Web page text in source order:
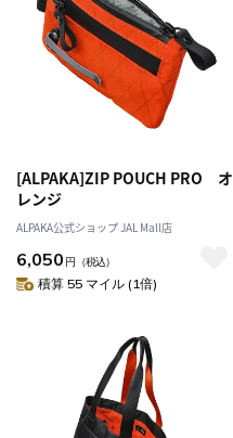
[ALPAKA]ZIP POUCH PRO オ
レンジ
ALPAKA公式ショップ JAL Mall店
6,050 円 （税込）
積算 55 マイル (1倍)